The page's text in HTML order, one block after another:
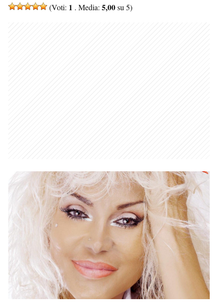
(Voti: 1 . Media: 5,00su 5)